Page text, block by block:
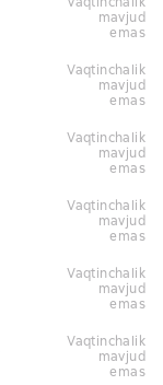
mavjud
emas
vaqtinchalik
mavjud
emas
vaqtinchalik
mavjud
emas
vaqtinchalik
mavjud
emas
vaqtinchalik
mavjud
emas
vaqtinchalik
mavjud
emas